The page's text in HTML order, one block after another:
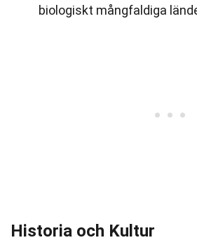
biologiskt mångfaldiga
Historia och Kultur